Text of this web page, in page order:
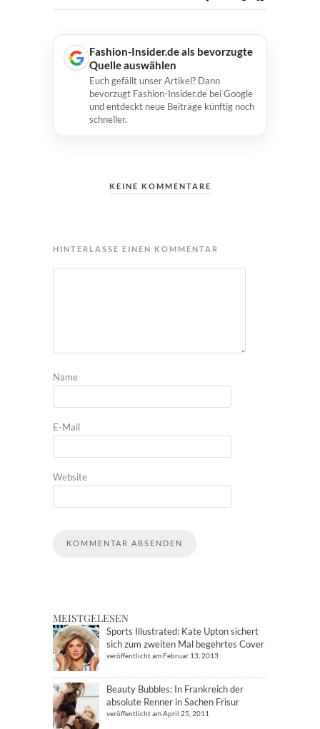
Fashion-Insider.de als bevorzugte
Quelle auswählen
Euch gefällt unser Artikel? Dann
bevorzugt Fashion-Insider.de bei Google
und entdeckt neue Beiträge künftig noch
schneller.
KEINE KOMMENTARE
HINTERLASSE EINEN KOMMENTAR
Name
E-Mail
Website
MEISTGELESEN
Sports Illustrated: Kate Upton sichert
sich zum zweiten Mal begehrtes Cover
veröffentlicht am Februar 13, 2013
Beauty Bubbles: In Frankreich der
absolute Renner in Sachen Frisur
veröffentlicht am April 25, 2011